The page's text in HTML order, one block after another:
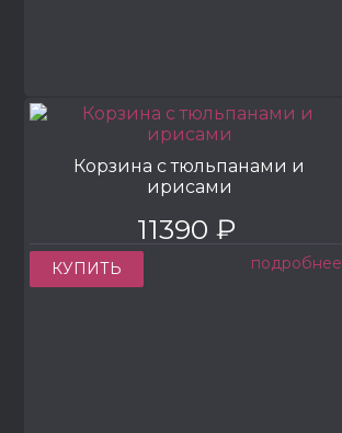
Корзина с тюльпанами и
ирисами
11390 ₽
КУПИТЬ подробнее